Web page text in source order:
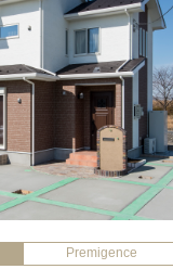
Premigence